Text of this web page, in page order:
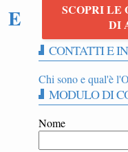
E
SCOPRI LE
DI
CONTATTI E
Chi sono e qual'è
MODULO DI
Nome